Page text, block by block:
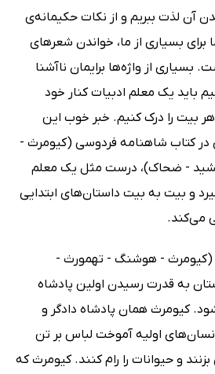
آن لذت ببریم و از نکات حکیمانه‌ی
برای بسیاری از ما، خواندن شعرهای
بسیاری از واژه‌ها برایمان ناآشنا
یک معلم ادبیات کنار خود
بیت را درک کنیم. خبر خوب این
کتاب شاهنامه فردوسی (کیومرث -
- ضحاک)، درست مثل یک معلم
و بیت به بیت داستان‌های ابتدایی
می‌کند.
(کیومرث - هوشنگ - تهمورث -
به قدرت رسیدن اولین پادشاه
کیومرث همان پادشاه دادگر و
اولیه آموخت لباس بر تن
و حیوانات را رام کنند. کیومرث که